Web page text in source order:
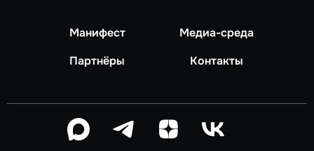
Манифест
Медиа-среда
Партнёры
Контакты